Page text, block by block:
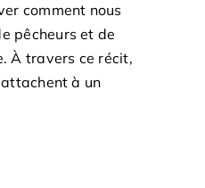
comment nous
pêcheurs et de
À travers ce récit,
à un